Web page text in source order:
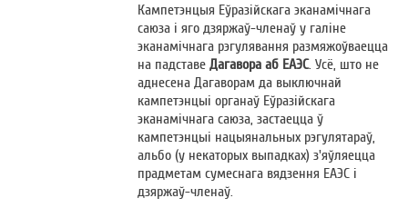
Кампетэнцыя Еўразійскага эканамічнага
саюза і яго дзяржаў-членаў у галіне
эканамічнага рэгулявання размяжоўваецца
на падставеДагавора аб ЕАЭС. Усё, што не
аднесена Дагаворам да выключнай
кампетэнцыі органаў Еўразійскага
эканамічнага саюза, застаецца ў
кампетэнцыі нацыянальных рэгулятараў,
альбо (у некаторых выпадках) з'яўляецца
прадметам сумеснага вядзення ЕАЭС і
дзяржаў-членаў.